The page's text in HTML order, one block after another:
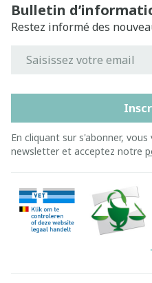
Bulletin
Restez informé des
En cliquant sur s'abonner,
newsletter et acceptez notre